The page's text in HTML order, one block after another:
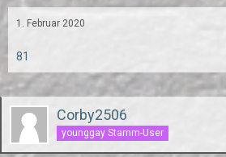
1. Februar 2020
81
Corby2506
younggay Stamm-User